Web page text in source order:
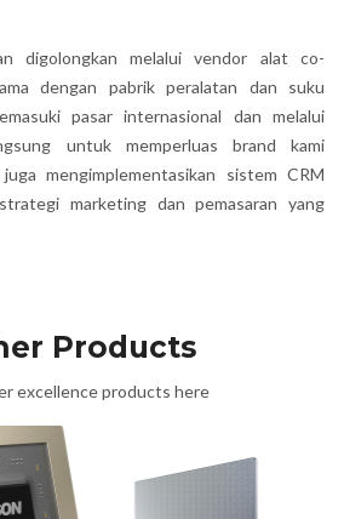
digolongkan melalui vendor alat co-
dengan pabrik peralatan dan suku
pasar internasional dan melalui
untuk memperluas brand kami
mengimplementasikan sistem CRM
marketing dan pemasaran yang
Products
excellence products here